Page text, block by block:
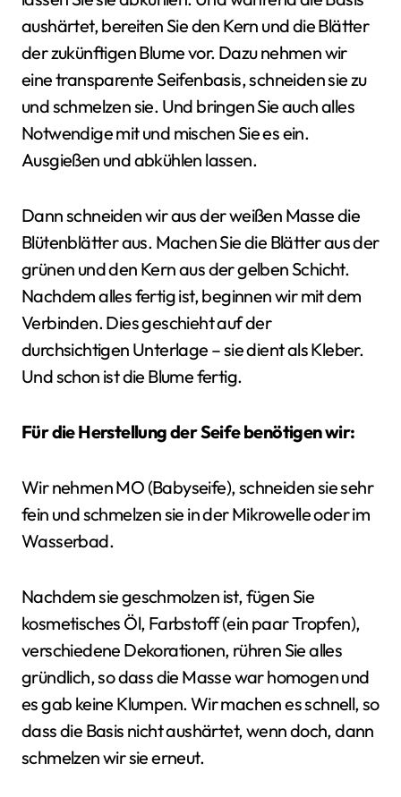
aushärtet, bereiten Sie den Kern und die Blätter
der zukünftigen Blume vor. Dazu nehmen wir
eine transparente Seifenbasis, schneiden sie zu
und schmelzen sie. Und bringen Sie auch alles
Notwendige mit und mischen Sie es ein.
Ausgießen und abkühlen lassen.
Dann schneiden wir aus der weißen Masse die
Blütenblätter aus. Machen Sie die Blätter aus der
grünen und den Kern aus der gelben Schicht.
Nachdem alles fertig ist, beginnen wir mit dem
Verbinden. Dies geschieht auf der
durchsichtigen Unterlage – sie dient als Kleber.
Und schon ist die Blume fertig.
Für die Herstellung der Seife benötigen wir:
Wir nehmen MO (Babyseife), schneiden sie sehr
fein und schmelzen sie in der Mikrowelle oder im
Wasserbad.
Nachdem sie geschmolzen ist, fügen Sie
kosmetisches Öl, Farbstoff (ein paar Tropfen),
verschiedene Dekorationen, rühren Sie alles
gründlich, so dass die Masse war homogen und
es gab keine Klumpen. Wir machen es schnell, so
dass die Basis nicht aushärtet, wenn doch, dann
schmelzen wir sie erneut.